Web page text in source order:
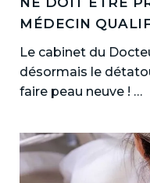
MÉDECIN
Le cabinet du
désormais le
faire peau neuve ! …